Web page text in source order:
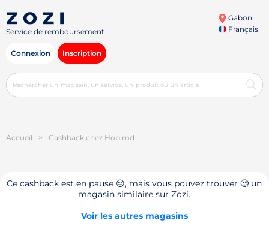
Service de remboursement
Gabon
Français
Connexion Inscription
Accueil > Cashback chez Hobimd
Ce cashback est en pause 😔, mais vous pouvez trouver 🧐 un
magasin similaire sur Zozi.
Voir les autres magasins